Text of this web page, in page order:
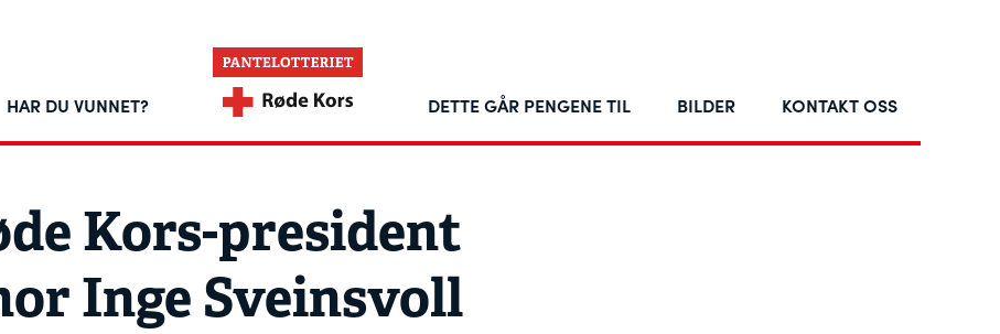
HAR DU VUNNET? DETTE GÅR PENGENE TIL BILDER KONTAKT OSS
Kors-president
Inge Sveinsvoll